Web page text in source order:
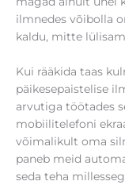
ilmnedes võibolla
kaldu, mitte
Kui rääkida taas
päikesepaistelise
arvutiga töötades
mobiilitelefoni
võimalikult oma
paneb meid
seda teha